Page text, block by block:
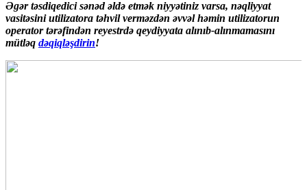
Əgər təsdiqedici sənəd əldə etmək niyyətiniz varsa, nəqliyyat
vasitəsini utilizatora təhvil verməzdən əvvəl həmin utilizatorun
operator tərəfindən reyestrdə qeydiyyata alınıb-alınmamasını
mütləq dəqiqləşdirin!